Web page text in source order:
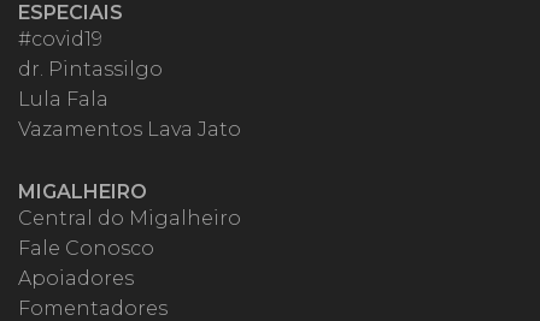
ESPECIAIS
#covid19
dr. Pintassilgo
Lula Fala
Vazamentos Lava Jato
MIGALHEIRO
Central do Migalheiro
Fale Conosco
Apoiadores
Fomentadores